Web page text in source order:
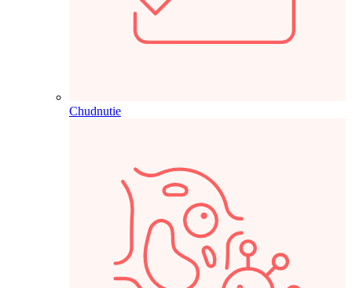
Chudnutie